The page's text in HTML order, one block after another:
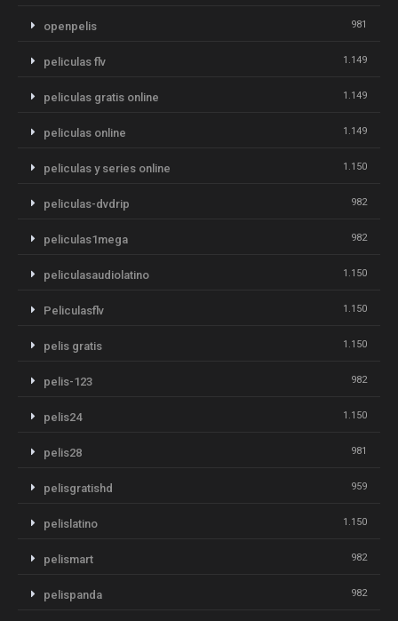
openpelis 981
peliculas flv 1.149
peliculas gratis online 1.149
peliculas online 1.149
peliculas y series online 1.150
peliculas-dvdrip 982
peliculas1mega 982
peliculasaudiolatino 1.150
Peliculasflv 1.150
pelis gratis 1.150
pelis-123 982
pelis24 1.150
pelis28 981
pelisgratishd 959
pelislatino 1.150
pelismart 982
pelispanda 982